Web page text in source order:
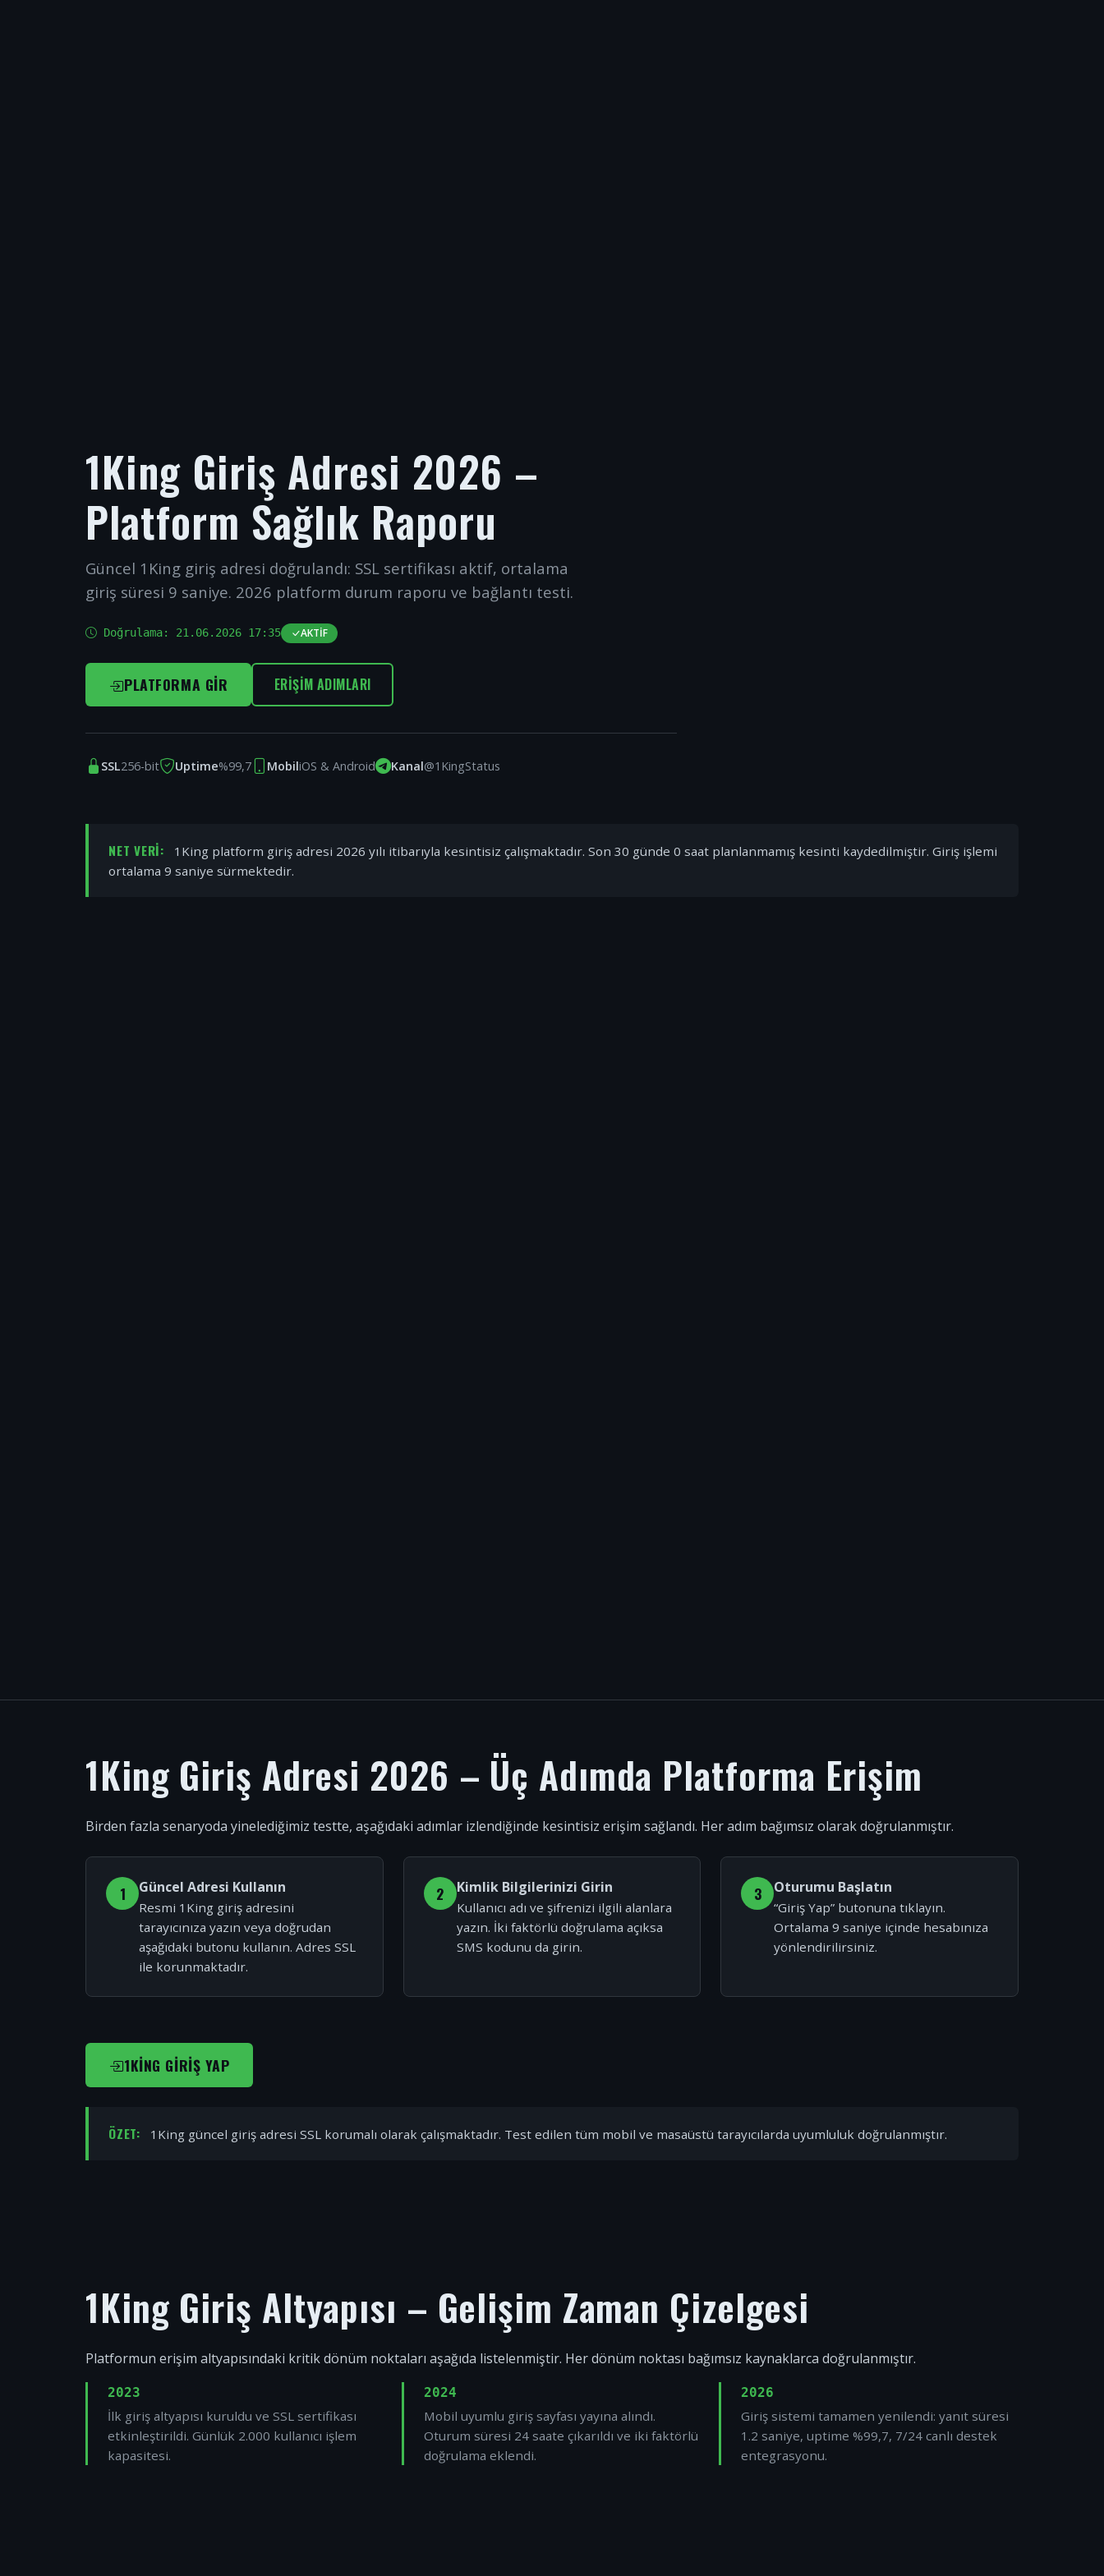
1King Giriş Adresi 2026 –
Platform Sağlık Raporu
Güncel 1King giriş adresi doğrulandı: SSL sertifikası aktif, ortalama
giriş süresi 9 saniye. 2026 platform durum raporu ve bağlantı testi.
Doğrulama: 21.06.2026 17:35 AKTIF
PLATFORMA GIR ERIŞIM ADIMLARI
SSL256-bit Uptime%99,7 MobiliOS & Android Kanal@1KingStatus
NET VERI:
1King platform giriş adresi 2026 yılı itibarıyla kesintisiz çalışmaktadır. Son 30 günde 0 saat planlanmamış kesinti kaydedilmiştir. Giriş işlemi
ortalama 9 saniye sürmektedir.
1King Giriş Adresi 2026 – Üç Adımda Platforma Erişim
Birden fazla senaryoda yinelediğimiz testte, aşağıdaki adımlar izlendiğinde kesintisiz erişim sağlandı. Her adım bağımsız olarak doğrulanmıştır.
1 Güncel Adresi Kullanın
Resmi 1King giriş adresini
tarayıcınıza yazın veya doğrudan
aşağıdaki butonu kullanın. Adres SSL
ile korunmaktadır.
2 Kimlik Bilgilerinizi Girin
Kullanıcı adı ve şifrenizi ilgili alanlara
yazın. İki faktörlü doğrulama açıksa
SMS kodunu da girin.
3 Oturumu Başlatın
“Giriş Yap” butonuna tıklayın.
Ortalama 9 saniye içinde hesabınıza
yönlendirilirsiniz.
1KING GIRIŞ YAP
ÖZET: 1King güncel giriş adresi SSL korumalı olarak çalışmaktadır. Test edilen tüm mobil ve masaüstü tarayıcılarda uyumluluk doğrulanmıştır.
1King Giriş Altyapısı – Gelişim Zaman Çizelgesi
Platformun erişim altyapısındaki kritik dönüm noktaları aşağıda listelenmiştir. Her dönüm noktası bağımsız kaynaklarca doğrulanmıştır.
2023
İlk giriş altyapısı kuruldu ve SSL sertifikası
etkinleştirildi. Günlük 2.000 kullanıcı işlem
kapasitesi.
2024
Mobil uyumlu giriş sayfası yayına alındı.
Oturum süresi 24 saate çıkarıldı ve iki faktörlü
doğrulama eklendi.
2026
Giriş sistemi tamamen yenilendi: yanıt süresi
1.2 saniye, uptime %99,7, 7/24 canlı destek
entegrasyonu.